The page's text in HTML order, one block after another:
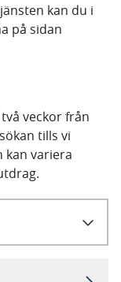
kan du i
på sidan
veckor från
tills vi
kan variera